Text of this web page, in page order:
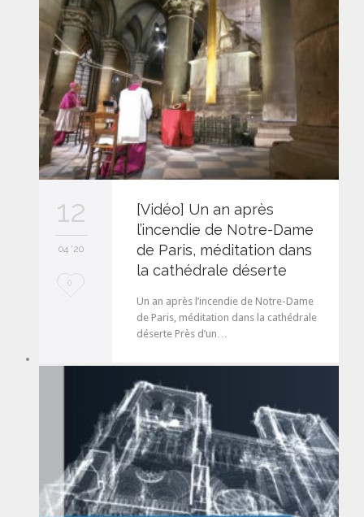
i
12
04 '20
L
0
[Vidéo] Un an après
l’incendie de Notre-Dame
de Paris, méditation dans
la cathédrale déserte
Un an après l’incendie de Notre-Dame
de Paris, méditation dans la cathédrale
déserte Près d’un…